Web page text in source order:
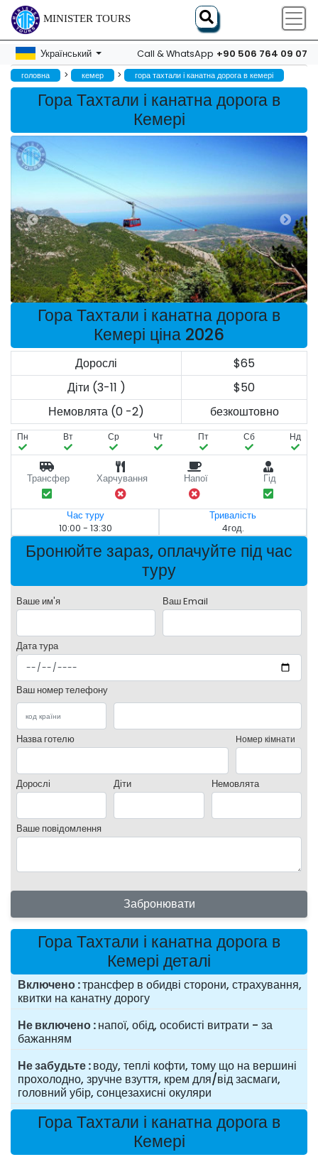
MINISTER TOURS
Український Call & WhatsApp +90 506 764 09 07
головна > кемер > гора тахтали і канатна дорога в кемері
Гора Тахтали і канатна дорога в
Кемері
Гора Тахтали і канатна дорога в
Кемері ціна 2026
Дорослі
$65
Діти (3-11 )
$50
Немовлята (0 -2)
безкоштовно
Пн Вт Ср Чт Пт Сб Нд
Трансфер Харчування Напої Гід
Час туру
10:00 - 13:30
Тривалість
4год.
Бронюйте зараз, оплачуйте під час
туру
Ваше им'я Ваш Email
Дата тура
Ваш номер телефону
Назва готелю Номер кімнати
Дорослі Діти Немовлята
Ваше повідомлення
Забронювати
Гора Тахтали і канатна дорога в
Кемері деталі
Включено трансфер в обидві сторони, страхування,
квитки на канатну дорогу
Не включено напої, обід, особисті витрати - за
бажанням
Не забудьте воду, теплі кофти, тому що на вершині
прохолодно, зручне взуття, крем для/від засмаги,
головний убір, сонцезахисні окуляри
Гора Тахтали і канатна дорога в
Кемері